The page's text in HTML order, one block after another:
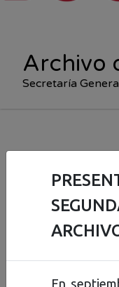
Archivo
Secretaría
En